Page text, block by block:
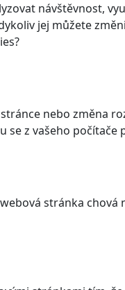
návštěvnost,
jej můžete
nebo změna
z vašeho počítače
stránka chová